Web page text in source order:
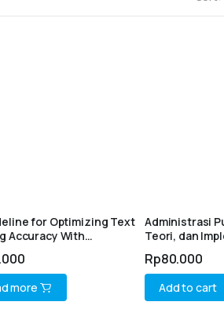
for Optimizing Text
Accuracy With
Education
more
Administrasi
Teori, dan
Rp80.000
Add to cart